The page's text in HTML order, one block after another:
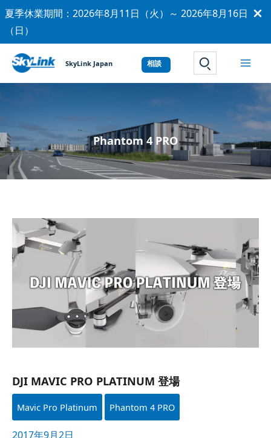
夏季休業期間：2026年8月11日（火）～ 2026年8月16日
（日）
内
を
ッ
SkyLink Japan サイト内検索
Phantom 4 PRO
DJI MAVIC PRO PLATINUM 登場
Mavic Pro Platinum Phantom 4 PRO
2017年9月2日
DJI
MAVIC
PRO
PLATINUM